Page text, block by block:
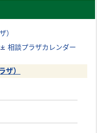
）
相談プラザカレンダー
ザ）